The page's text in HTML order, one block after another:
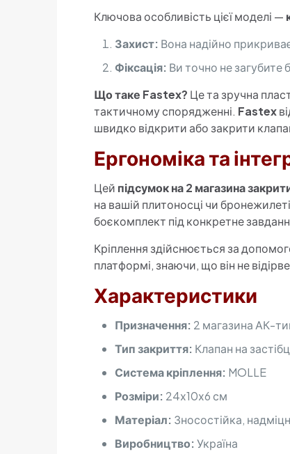
Ключова особливість цієї моделі —
Захист: Вона надійно
Фіксація: Ви точно не загубите
Що таке Fastex? Це та зручна
тактичному спорядженні. Fastex
швидко відкрити або закрити
Ергономіка та
Цей підсумок на 2 магазина
на вашій плитоносці чи
боєкомплект під конкретне
Кріплення здійснюється за
платформі, знаючи, що він не
Характеристики
Призначення: 2 магазина АК-
Тип закриття: Клапан на
Система кріплення: MOLLE
Розміри: 24х10х6 см
Матеріал: Зносостійка,
Виробництво:Україна